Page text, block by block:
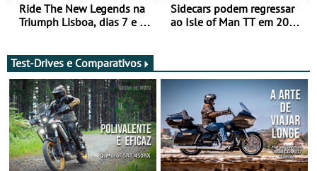
Ride The New Legends na
Triumph Lisboa, dias 7 e 8
Sidecars podem regressar
ao Isle of Man TT em 2027
Test-Drives e Comparativos